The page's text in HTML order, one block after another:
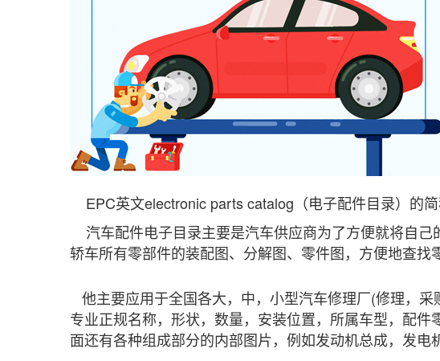
EPC英文electronic parts catalog（电子配件目录）的
汽车配件电子目录主要是汽车供应商为了方便就将自
轿车所有零部件的装配图、分解图、零件图，方便地查找
他主要应用于全国各大，中，小型汽车修理厂(修理，
专业正规名称，形状，数量，安装位置，所属车型，配
面还有各种组成部分的内部图片，例如发动机总成，发